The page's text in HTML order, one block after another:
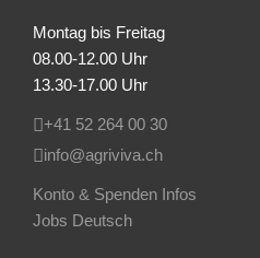
Montag bis Freitag
08.00-12.00 Uhr
13.30-17.00 Uhr
+41 52 264 00 30
info@agriviva.ch
Konto & Spenden Infos
Jobs Deutsch